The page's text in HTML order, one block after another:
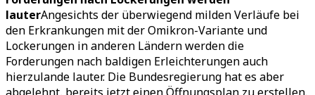
lauterAngesichts der überwiegend milden Verläufe bei
den Erkrankungen mit der Omikron-Variante und
Lockerungen in anderen Ländern werden die
Forderungen nach baldigen Erleichterungen auch
hierzulande lauter. Die Bundesregierung hat es aber